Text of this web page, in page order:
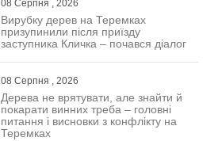
08 Серпня , 2026
Вирубку дерев на Теремках
призупинили після приїзду
заступника Кличка – почався діалог
08 Серпня , 2026
Дерева не врятувати, але знайти й
покарати винних треба – головні
питання і висновки з конфлікту на
Теремках